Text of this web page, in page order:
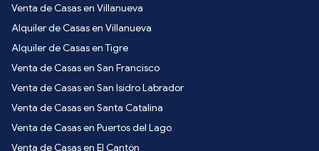
Venta de Casas en Villanueva
Alquiler de Casas en Villanueva
Alquiler de Casas en Tigre
Venta de Casas en San Francisco
Venta de Casas en San Isidro Labrador
Venta de Casas en Santa Catalina
Venta de Casas en Puertos del Lago
Venta de Casas en El Cantón